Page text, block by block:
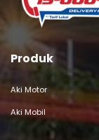
Produk
Aki Motor
Aki Mobil